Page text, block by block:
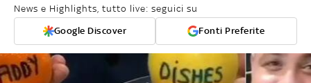
News e Highlights, tutto live: seguici su
Google Discover Fonti Preferite